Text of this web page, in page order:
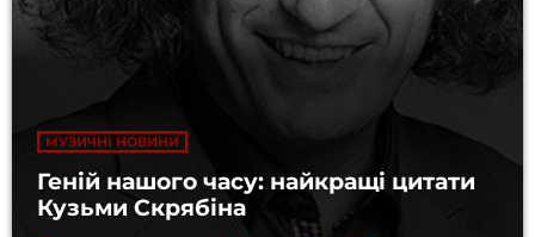
МУЗИЧНІ НОВИНИ
Геній нашого часу: найкращі цитати
Кузьми Скрябіна